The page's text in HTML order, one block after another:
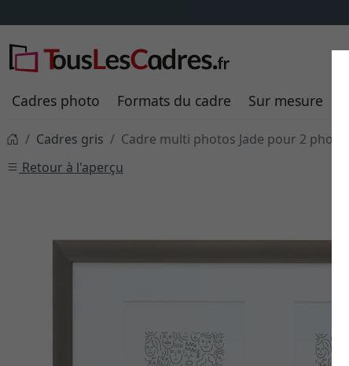
Cadres photo Formats du cadre Sur mesure
Cadres gris
Cadre multi photos Jade pour 2 photos
Retour à l'aperçu